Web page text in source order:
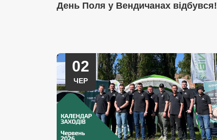
День Поля у Вендичанах відбувся!
02
ЧЕР